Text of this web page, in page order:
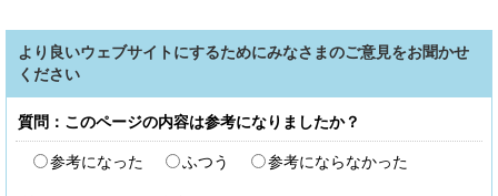
より良いウェブサイトにするためにみなさまのご意見をお聞かせ
ください
質問：このページの内容は参考になりましたか？
参考になった ふつう 参考にならなかった